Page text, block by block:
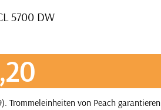
5700 DW
Trommeleinheiten von Peach garantieren